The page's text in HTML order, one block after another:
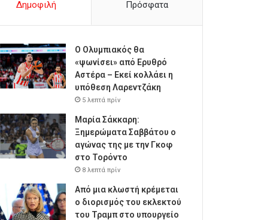
Δημοφιλή Πρόσφατα
Ο Ολυμπιακός θα
«ψωνίσει» από Ερυθρό
Αστέρα – Εκεί κολλάει η
υπόθεση Λαρεντζάκη
5 λεπτά πρίν
Μαρία Σάκκαρη:
Ξημερώματα Σαββάτου ο
αγώνας της με την Γκοφ
στο Τορόντο
8 λεπτά πρίν
Από μια κλωστή κρέμεται
ο διορισμός του εκλεκτού
του Τραμπ στο υπουργείο